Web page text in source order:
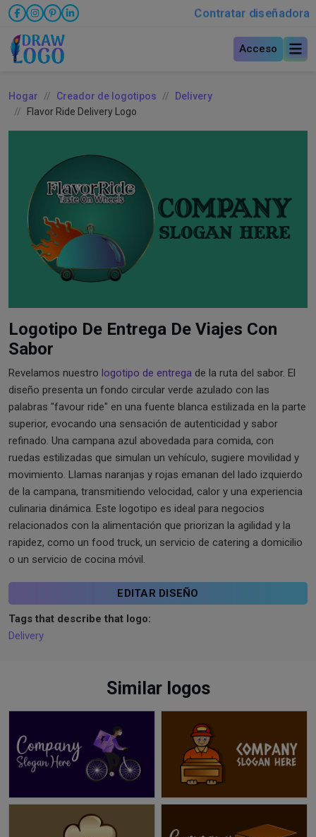
Contratar diseñadora
Acceso
Hogar Creador de logotipos
Delivery
Flavor Ride Delivery Logo
Logotipo De Entrega De Viajes Con
Sabor
Revelamos nuestro logotipo de entrega de la ruta del sabor. El
diseño presenta un fondo circular verde azulado con las
palabras "favour ride" en una fuente blanca estilizada en la parte
superior, evocando una sensación de autenticidad y sabor
refinado. Una campana azul abovedada para comida, con
ruedas estilizadas que simulan un vehículo, sugiere movilidad y
movimiento. Llamas naranjas y rojas emanan del lado izquierdo
de la campana, transmitiendo velocidad, calor y una experiencia
culinaria dinámica. Este logotipo es ideal para negocios
relacionados con la alimentación que priorizan la agilidad y la
rapidez, como un food truck, un servicio de catering a domicilio
o un servicio de cocina móvil.
EDITAR DISEÑO
Tags that describe that logo:
Delivery
Similar logos